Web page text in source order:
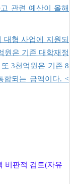
관련 예산이 올해
형 사업에 지원되
원은 기존 대학재정
3천억원은 기존 8
합되는 금액이다. <
비판적 검토(자유